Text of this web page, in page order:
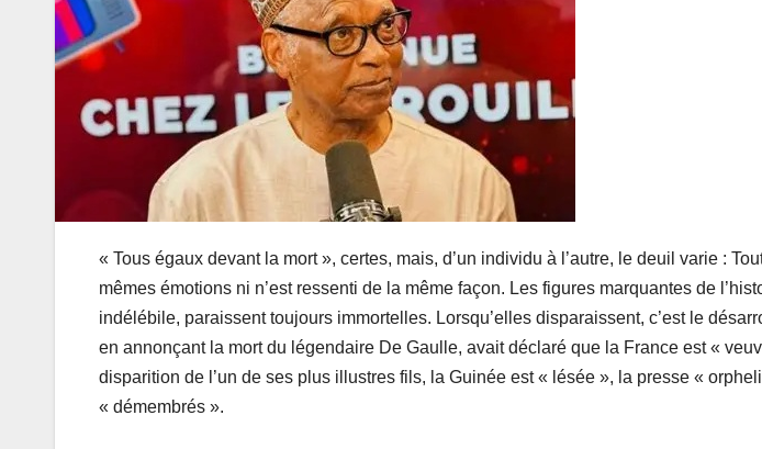
« Tous égaux devant la mort », certes, mais, d’un individu à l’autre, le deuil varie :
mêmes émotions ni n’est ressenti de la même façon. Les figures marquantes de
indélébile, paraissent toujours immortelles. Lorsqu’elles disparaissent, c’est le
en annonçant la mort du légendaire De Gaulle, avait déclaré que la France est «
disparition de l’un de ses plus illustres fils, la Guinée est « lésée », la presse «
« démembrés ».